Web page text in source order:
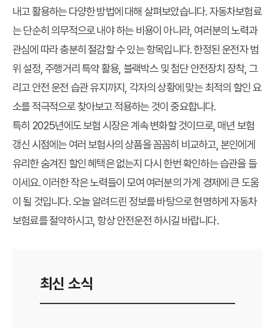
내고 활용하는 다양한 방법에 대해 살펴보았습니다. 자동차보험료
는 단순히 의무적으로 내야 하는 비용이 아니라, 여러분의 노력과
관심에 따라 충분히 절감할 수 있는 항목입니다. 한정된 운전자 범
위 설정, 주행거리 특약 활용, 블랙박스 및 첨단 안전장치 장착, 그
리고 안전 운전 습관 유지까지, 각자의 상황에 맞는 최적의 할인 요
소를 적극적으로 찾아보고 적용하는 것이 중요합니다.
특히 2025년에도 보험 시장은 계속 변화할 것이므로, 매년 보험
갱신 시점에는 여러 보험사의 상품을 꼼꼼히 비교하고, 본인에게
유리한 숨겨진 할인 혜택은 없는지 다시 한번 확인하는 습관을 들
이세요. 이러한 작은 노력들이 모여 여러분의 가계 경제에 큰 도움
이 될 것입니다. 오늘 알려드린 정보를 바탕으로 현명하게 자동차
보험료를 절약하시고, 항상 안전운전 하시길 바랍니다.
최신 소식